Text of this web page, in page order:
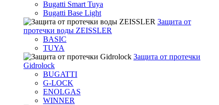
Bugatti Smart Tuya
Bugatti Base Light
Защита от
протечки воды ZEISSLER
BASIC
TUYA
Защита от протечки
Gidrolock
BUGATTI
G-LOCK
ENOLGAS
WINNER